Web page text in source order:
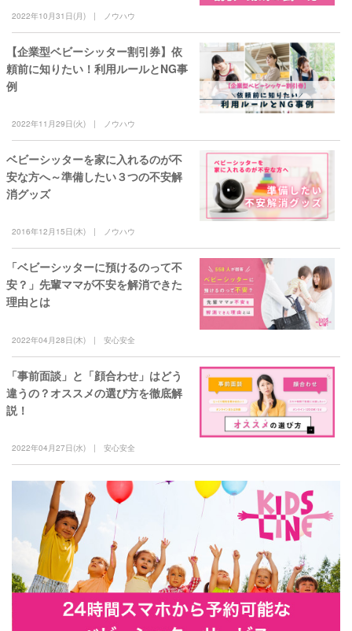
2022年10月31日(月) ノウハウ
【企業型ベビーシッター割引券】依
頼前に知りたい！利用ルールとNG事
例
2022年11月29日(火) ノウハウ
ベビーシッターを家に入れるのが不
安な方へ～準備したい３つの不安解
消グッズ
2016年12月15日(木) ノウハウ
「ベビーシッターに預けるのって不
安？」先輩ママが不安を解消できた
理由とは
2022年04月28日(木) 安心安全
「事前面談」と「顔合わせ」はどう
違うの？オススメの選び方を徹底解
説！
2022年04月27日(水) 安心安全